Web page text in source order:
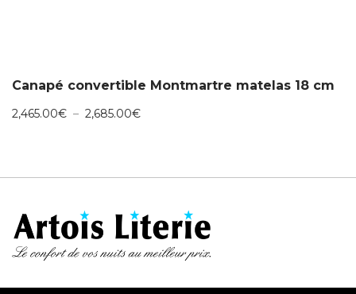
Canapé convertible Montmartre matelas 18 cm
2,465.00€ – 2,685.00€Plage
à